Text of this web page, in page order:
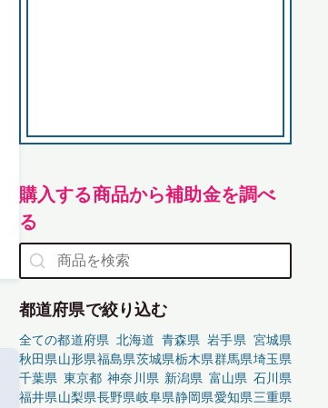
購入する商品から補助金を調べ
る
都道府県で絞り込む
全ての都道府県 北海道 青森県 岩手県 宮城県
秋田県山形県福島県茨城県栃木県群馬県埼玉県
千葉県 東京都 神奈川県 新潟県 富山県 石川県
福井県山梨県長野県岐阜県静岡県愛知県三重県